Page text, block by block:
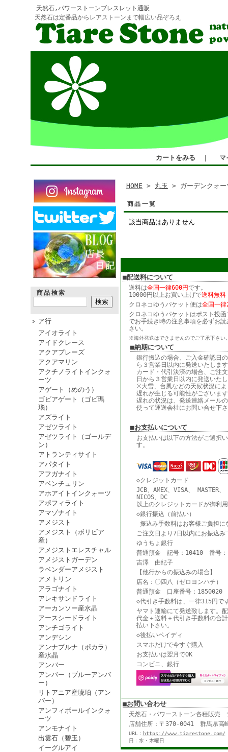
天然石,パワーストーンブレスレット通販
天然石は定番品からレアストーンまで幅広い品ぞろえ
カートをみる ｜ マ
商品検索
ア行
アイオライト
アイドクレース
アクアプレーズ
アクアマリン
アクチノライトインクォ
ーツ
アゲート（めのう）
ゴビアゲート（ゴビ瑪
瑙）
アズライト
アゼツライト
アゼツライト（ゴールデ
ン）
アトランティサイト
アパタイト
アフガナイト
アベンチュリン
アホアイトインクォーツ
アポフィライト
アマゾナイト
アメジスト
アメジスト（ボリビア
産）
アメジストエレスチャル
アメジストガーデン
ラベンダーアメジスト
アメトリン
アラゴナイト
アレキサンドライト
アーカンソー産水晶
アースシードライト
アンチゴライト
アンデシン
アンナプルナ（ポカラ）
産水晶
アンバー
アンバー（ブルーアンバ
ー）
リトアニア産琥珀（アン
バー）
アンフィボールインクォ
ーツ
アンモナイト
出雲石（碧玉）
イーグルアイ
HOME > 丸玉 > ガーデンクォー
商品一覧
該当商品はありません
■配送料について
送料は全国一律600円です。
10000円以上お買い上げで送料無料
クロネコゆうパケット便は全国一律
クロネコゆうパケットはポスト投
でお手続き時の注意事項を必ずお
さい。
※海外発送はできませんのでご了承下さい
■納期について
銀行振込の場合、ご入金確認日
ら３営業日以内に発送いたしま
カード・代引決済の場合、ご注
日から３営業日以内に発送いた
※大雪、台風などの天候状況に
遅れが生じる可能性がございま
遅れの状況は、発送連絡メール
使って運送会社にお問い合せ下
■お支払いについて
お支払いは以下の方法がご選択
す。
◇クレジットカード
JCB、AMEX、VISA、 MASTER
NICOS、DC
以上のクレジットカードが御利
◇銀行振込（前払い）
振込み手数料はお客様ご負担に
ご注文日より7日以内にお振込み
ゆうちょ銀行
普通預金 記号：10410 番号：
吉澤 由紀子
【他行からの振込みの場合】
店名：〇四八（ゼロヨンハチ）
普通預金 口座番号：1850020
◇代引き手数料は、一律315円で
ヤマト運輸にて発送致します。
代金＋送料＋代引き手数料の合
払い下さい。
◇後払いペイディ
スマホだけで今すぐ購入
お支払いは翌月でOK
コンビニ、銀行
■お問い合わせ
天然石・パワーストーン各種販
店舗住所：〒370-0041 群馬
URL： https://www.tiarestone.com/
日：水・木曜日